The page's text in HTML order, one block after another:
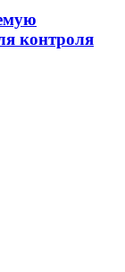
контроля